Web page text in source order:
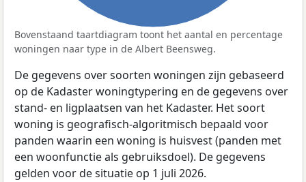
Bovenstaand taartdiagram toont het aantal en percentage
woningen naar type in de Albert Beensweg.
De gegevens over soorten woningen zijn gebaseerd
op de Kadaster woningtypering en de gegevens over
stand- en ligplaatsen van het Kadaster. Het soort
woning is geografisch-algoritmisch bepaald voor
panden waarin een woning is huisvest (panden met
een woonfunctie als gebruiksdoel). De gegevens
gelden voor de situatie op 1 juli 2026.